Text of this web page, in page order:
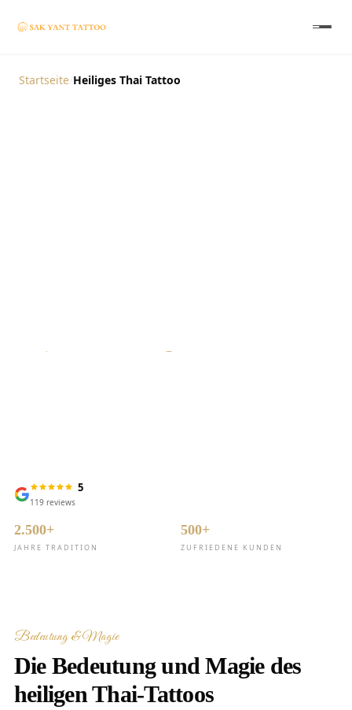
Startseite Heiliges Thai Tattoo
5
119 reviews
2.500+
JAHRE TRADITION
500+
ZUFRIEDENE KUNDEN
Bedeutung & Magie
Die Bedeutung und Magie des
heiligen Thai-Tattoos